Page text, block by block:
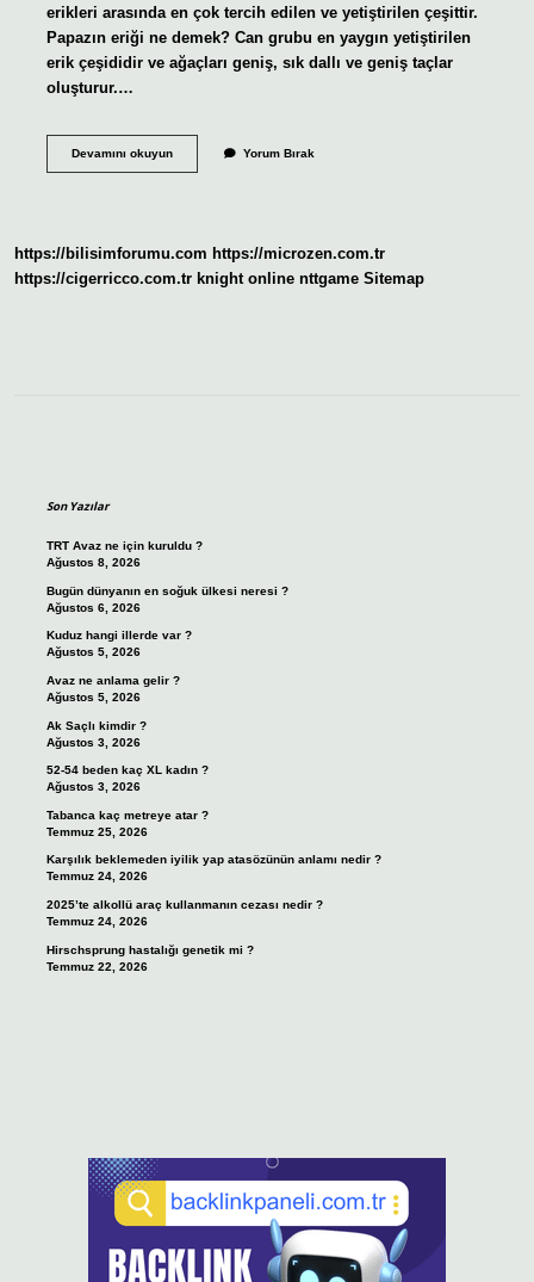
erikleri arasında en çok tercih edilen ve yetiştirilen çeşittir.
Papazın eriği ne demek? Can grubu en yaygın yetiştirilen
erik çeşididir ve ağaçları geniş, sık dallı ve geniş taçlar
oluşturur.…
Devamını okuyunPapaz
Mı
Yorum Bırak
https://bilisimforumu.com https://microzen.com.tr
https://cigerricco.com.tr knight online nttgame Sitemap
Son Yazılar
TRT Avaz ne için kuruldu ?
Ağustos 8, 2026
Bugün dünyanın en soğuk ülkesi neresi ?
Ağustos 6, 2026
Kuduz hangi illerde var ?
Ağustos 5, 2026
Avaz ne anlama gelir ?
Ağustos 5, 2026
Ak Saçlı kimdir ?
Ağustos 3, 2026
52-54 beden kaç XL kadın ?
Ağustos 3, 2026
Tabanca kaç metreye atar ?
Temmuz 25, 2026
Karşılık beklemeden iyilik yap atasözünün anlamı nedir ?
Temmuz 24, 2026
2025’te alkollü araç kullanmanın cezası nedir ?
Temmuz 24, 2026
Hirschsprung hastalığı genetik mi ?
Temmuz 22, 2026